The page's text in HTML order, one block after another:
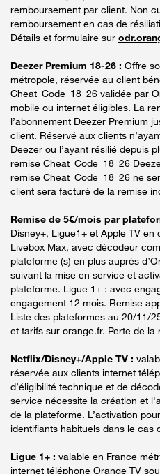
remboursement par client. Non
remboursement en cas de
Détails et formulaire sur
Deezer Premium 18-26 : Offre
métropole, réservée au client
Cheat_Code_18_26 validée par
mobile ou internet éligibles. La
l’abonnement Deezer Premium
client. Réservé aux clients
Deezer ou l’ayant résilié depuis
remise Cheat_Code_18_26
remise Cheat_Code_18_26 ne
client sera facturé de la remise
Remise de 5€/mois par
Disney+, Ligue1+ et Apple TV
Livebox Max, avec décodeur
plateforme (s) en plus auprès
suivant la mise en service et
plateforme. Ligue 1+ : avec
engagement 12 mois. Remise
Liste des plateformes au 20/11/
et tarifs sur orange.fr. Perte de
Netflix/Disney+/Apple TV :
réservée aux clients internet
d’éligibilité technique et de
service nécessite la création et
de la plateforme. L’activation
identifiants habituels dans le cas
Ligue 1+ : valable en France
internet téléphone Orange TV